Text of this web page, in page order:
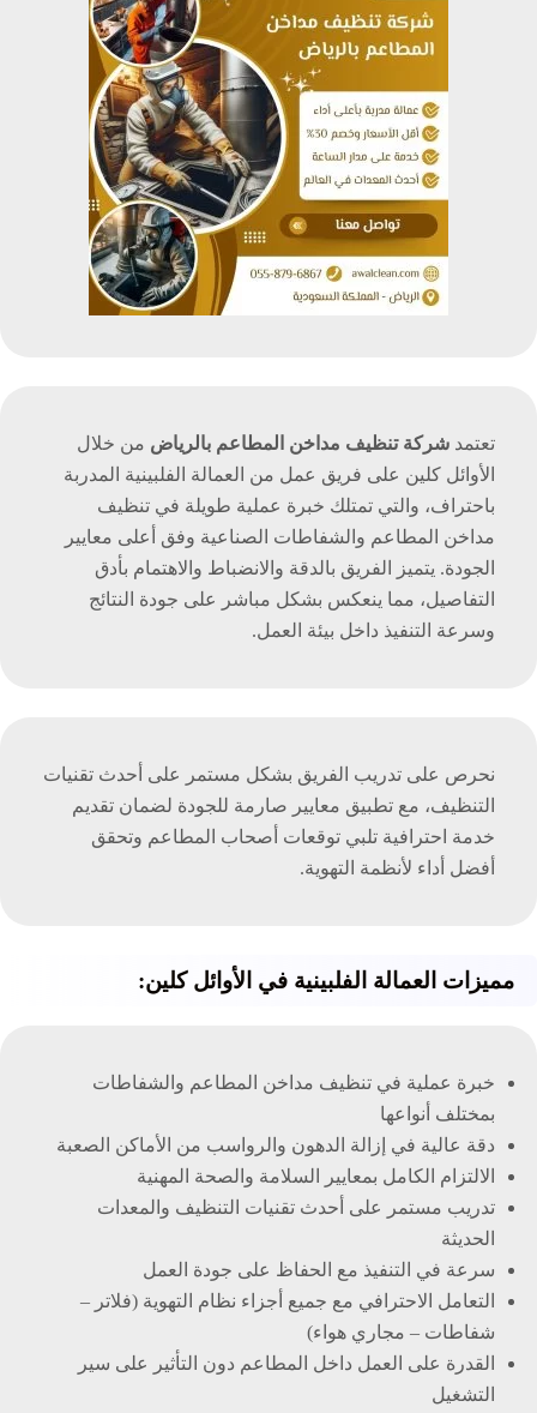
تعتمد شركة تنظيف مداخن المطاعم بالرياض من خلال
الأوائل كلين على فريق عمل من العمالة الفلبينية المدربة
باحتراف، والتي تمتلك خبرة عملية طويلة في تنظيف
مداخن المطاعم والشفاطات الصناعية وفق أعلى معايير
الجودة. يتميز الفريق بالدقة والانضباط والاهتمام بأدق
التفاصيل، مما ينعكس بشكل مباشر على جودة النتائج
وسرعة التنفيذ داخل بيئة العمل.
نحرص على تدريب الفريق بشكل مستمر على أحدث تقنيات
التنظيف، مع تطبيق معايير صارمة للجودة لضمان تقديم
خدمة احترافية تلبي توقعات أصحاب المطاعم وتحقق
أفضل أداء لأنظمة التهوية.
مميزات العمالة الفلبينية في الأوائل كلين:
خبرة عملية في تنظيف مداخن المطاعم والشفاطات
بمختلف أنواعها
دقة عالية في إزالة الدهون والرواسب من الأماكن الصعبة
الالتزام الكامل بمعايير السلامة والصحة المهنية
تدريب مستمر على أحدث تقنيات التنظيف والمعدات
الحديثة
سرعة في التنفيذ مع الحفاظ على جودة العمل
التعامل الاحترافي مع جميع أجزاء نظام التهوية (فلاتر –
شفاطات – مجاري هواء)
القدرة على العمل داخل المطاعم دون التأثير على سير
التشغيل